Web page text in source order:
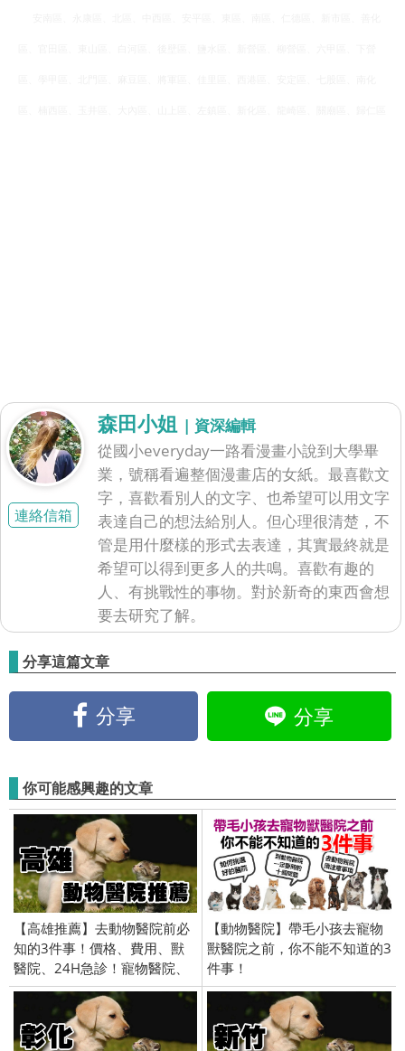
連絡信箱
森田小姐 | 資深編輯
從國小everyday一路看漫畫小說到大學畢
業，號稱看遍整個漫畫店的女紙。最喜歡文
字，喜歡看別人的文字、也希望可以用文字
表達自己的想法給別人。但心理很清楚，不
管是用什麼樣的形式去表達，其實最終就是
希望可以得到更多人的共鳴。喜歡有趣的
人、有挑戰性的事物。對於新奇的東西會想
要去研究了解。
分享這篇文章
分享 分享
你可能感興趣的文章
【高雄推薦】去動物醫院前必
知的3件事！價格、費用、獸
醫院、24H急診！寵物醫院、
獸醫、貓醫院、狗醫院
【動物醫院】帶毛小孩去寵物
獸醫院之前，你不能不知道的3
件事！